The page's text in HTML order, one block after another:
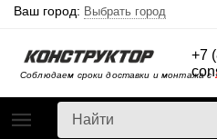
Ваш город: Выбрать город
Соблюдаем сроки доставки и монтажа с
+7